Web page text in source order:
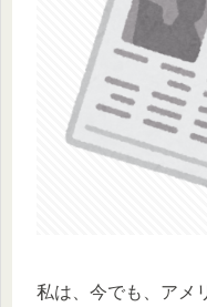
私は、今でも、アメ